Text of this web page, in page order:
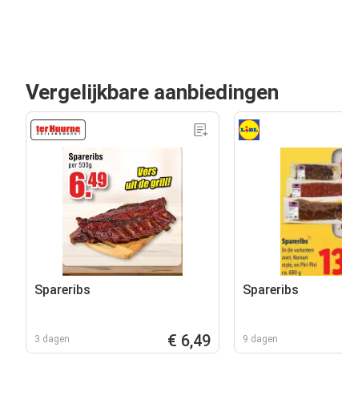
Vergelijkbare aanbiedingen
Spareribs
3 dagen € 6,49
Spareribs
9 dagen